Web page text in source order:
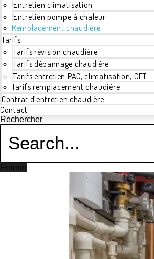
Entretien climatisation
Entretien pompe à chaleur
Remplacement chaudière
Tarifs
Tarifs révision chaudière
Tarifs dépannage chaudière
Tarifs entretien PAC, climatisation, CET
Tarifs remplacement chaudière
Contrat d’entretien chaudière
Contact
Rechercher
Fermer